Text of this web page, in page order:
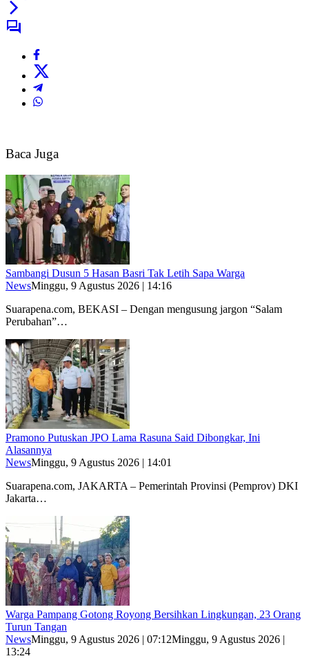
Baca Juga
Sambangi Dusun 5 Hasan Basri Tak Letih Sapa Warga
NewsMinggu, 9 Agustus 2026 | 14:16
Suarapena.com, BEKASI – Dengan mengusung jargon “Salam
Perubahan”…
Pramono Putuskan JPO Lama Rasuna Said Dibongkar, Ini
Alasannya
NewsMinggu, 9 Agustus 2026 | 14:01
Suarapena.com, JAKARTA – Pemerintah Provinsi (Pemprov) DKI
Jakarta…
Warga Pampang Gotong Royong Bersihkan Lingkungan, 23 Orang
Turun Tangan
NewsMinggu, 9 Agustus 2026 | 07:12Minggu, 9 Agustus 2026 |
13:24